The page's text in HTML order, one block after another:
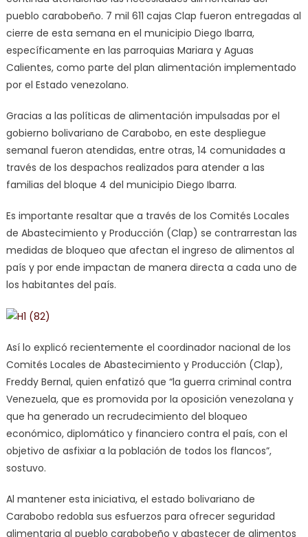
pueblo carabobeño. 7 mil 611 cajas Clap fueron entregadas al
cierre de esta semana en el municipio Diego Ibarra,
específicamente en las parroquias Mariara y Aguas
Calientes, como parte del plan alimentación implementado
por el Estado venezolano.
Gracias a las políticas de alimentación impulsadas por el
gobierno bolivariano de Carabobo, en este despliegue
semanal fueron atendidas, entre otras, 14 comunidades a
través de los despachos realizados para atender a las
familias del bloque 4 del municipio Diego Ibarra.
Es importante resaltar que a través de los Comités Locales
de Abastecimiento y Producción (Clap) se contrarrestan las
medidas de bloqueo que afectan el ingreso de alimentos al
país y por ende impactan de manera directa a cada uno de
los habitantes del país.
Así lo explicó recientemente el coordinador nacional de los
Comités Locales de Abastecimiento y Producción (Clap),
Freddy Bernal, quien enfatizó que “la guerra criminal contra
Venezuela, que es promovida por la oposición venezolana y
que ha generado un recrudecimiento del bloqueo
económico, diplomático y financiero contra el país, con el
objetivo de asfixiar a la población de todos los flancos”,
sostuvo.
Al mantener esta iniciativa, el estado bolivariano de
Carabobo redobla sus esfuerzos para ofrecer seguridad
alimentaria al pueblo carabobeño y abastecer de alimentos